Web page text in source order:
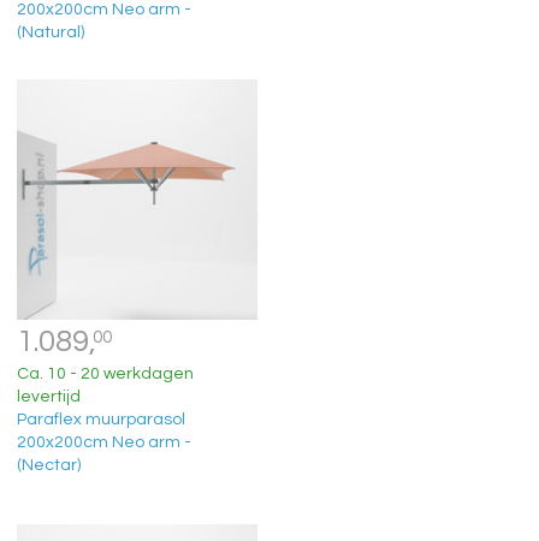
200x200cm Neo arm -
(Natural)
1.089,00
Ca. 10 - 20 werkdagen
levertijd
Paraflex muurparasol
200x200cm Neo arm -
(Nectar)